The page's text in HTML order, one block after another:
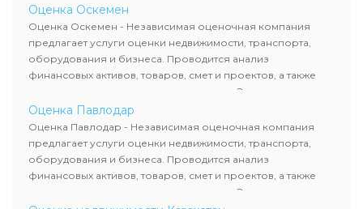
определяют рыночную стоимость имущества и
рассчитывают ущерб. Все отчеты соответствуют
требованиям законодательства и используются для
сделок, кредитования и судебных процессов.
Оценка Оскемен
Оценка Оскемен - Независимая оценочная компания
предлагает услуги оценки недвижимости, транспорта,
оборудования и бизнеса. Проводится анализ
финансовых активов, товаров, смет и проектов, а также
оценка животных и недропользования. Эксперты
определяют рыночную стоимость имущества и
рассчитывают ущерб. Все отчеты соответствуют
требованиям законодательства и используются для
сделок, кредитования и судебных процессов.
Оценка Павлодар
Оценка Павлодар - Независимая оценочная компания
предлагает услуги оценки недвижимости, транспорта,
оборудования и бизнеса. Проводится анализ
финансовых активов, товаров, смет и проектов, а также
оценка животных и недропользования. Эксперты